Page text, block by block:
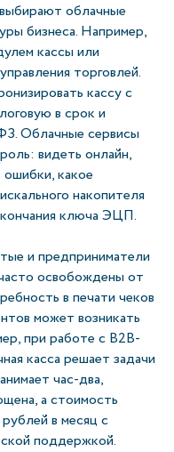
облачные
бизнеса. Например,
кассы или
торговлей.
кассу с
в срок и
Облачные сервисы
видеть онлайн,
какое
накопителя
ключа ЭЦП.
и предприниматели
освобождены от
в печати чеков
может возникать
при работе с B2B-
касса решает задачи
час-два,
а стоимость
в месяц с
поддержкой.